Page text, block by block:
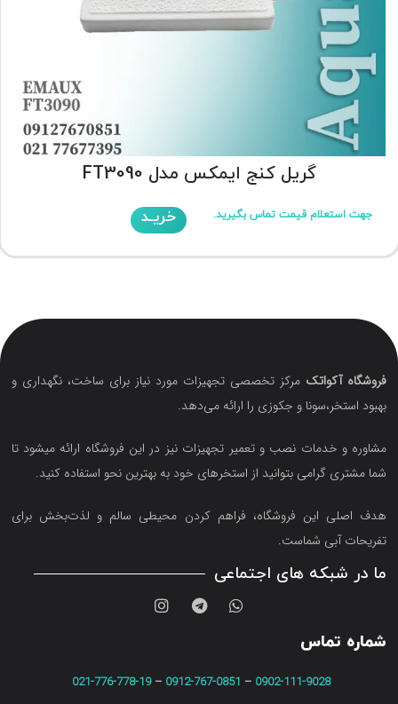
گریل کنج ایمکس مدل FT3090
جهت استعلام قیمت تماس بگیرید. خریـد
فروشگاه آکواتک مرکز تخصصی تجهیزات مورد نیاز برای ساخت، نگهداری و
بهبود استخر،سونا و جکوزی را ارائه می‌دهد.
مشاوره و خدمات نصب و تعمیر تجهیزات نیز در این فروشگاه ارائه میشود تا
شما مشتری گرامی بتوانید از استخرهای خود به بهترین نحو استفاده کنید.
هدف اصلی این فروشگاه‌، فراهم کردن محیطی سالم و لذت‌بخش برای
تفریحات آبی شماست.
ما در شبکه های اجتماعی
شماره تماس
0902-111-9028
–
0912-767-0851
–
021-776-778-19